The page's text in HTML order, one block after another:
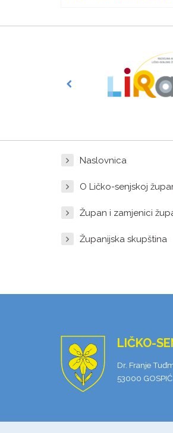
Naslovnica
O Ličko-senjskoj
Župan i zamjenici
Županijska skupština
LIČKO-
Dr. Franje
53000 GOSPIĆ